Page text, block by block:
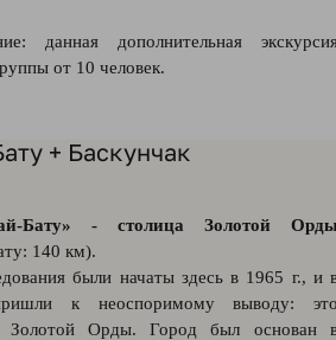
данная дополнительная
от 10 человек.
+ Баскунчак
Бату» - столица Золотой
140 км).
были начаты здесь в 1965 г., и
к неоспоримому выводу:
Золотой Орды. Город был основан